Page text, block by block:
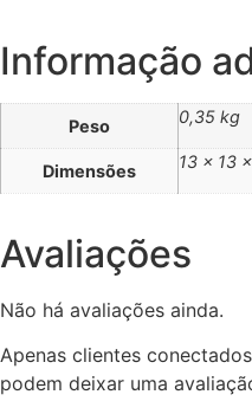
Informação
Peso 0,35 kg
Dimensões 13 × 13
Avaliações
Não há avaliações ainda.
Apenas clientes
podem deixar uma